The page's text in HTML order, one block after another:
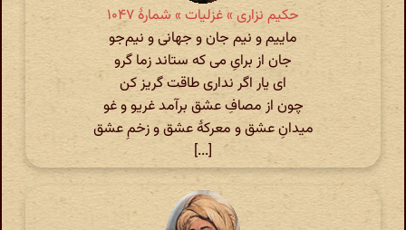
حکیم نزاری » غزلیات » شمارهٔ ۱۰۴۷
ماییم و نیم جان و جهانی و نیم‌جو
جان از برایِ می که ستاند زما گرو
ای یار اگر نداری طاقت گریز کن
چون از مصافِ عشق برآمد غریو و غو
میدانِ عشق و معرکۀ عشق و زخم‌ِ عشق
[...]